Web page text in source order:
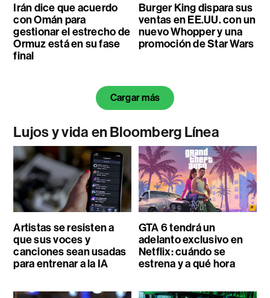
Irán dice que acuerdo
con Omán para
gestionar el estrecho de
Ormuz está en su fase
final
Burger King dispara sus
ventas en EE.UU. con un
nuevo Whopper y una
promoción de Star Wars
Cargar más
Lujos y vida en Bloomberg Línea
Artistas se resisten a
que sus voces y
canciones sean usadas
para entrenar a la IA
GTA 6 tendrá un
adelanto exclusivo en
Netflix: cuándo se
estrena y a qué hora